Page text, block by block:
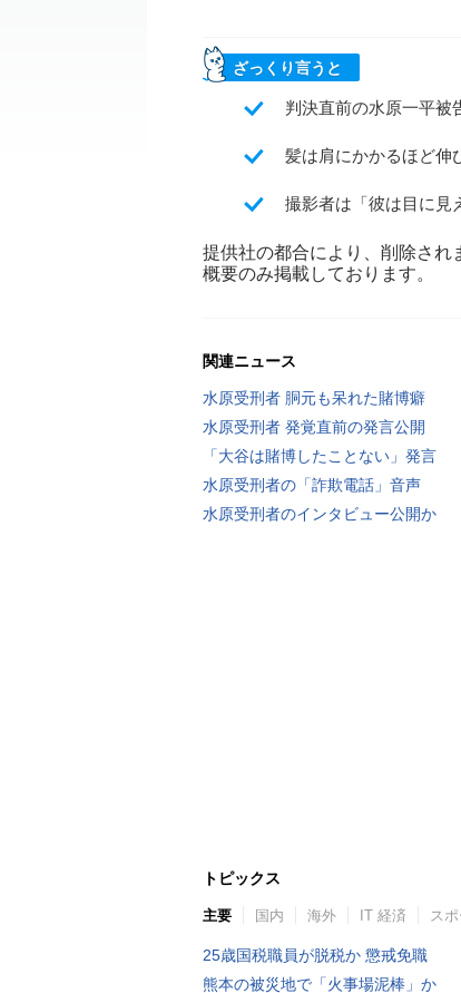
ざっくり言うと
判決直前の水原一平被
髪は肩にかかるほど伸
撮影者は「彼は目に見
提供社の都合により、削除され
概要のみ掲載しております。
関連ニュース
水原受刑者 胴元も呆れた賭博癖
水原受刑者 発覚直前の発言公開
「大谷は賭博したことない」発言
水原受刑者の「詐欺電話」音声
水原受刑者のインタビュー公開か
トピックス
主要 国内 海外 IT 経済 ス
25歳国税職員が脱税か 懲戒免職
熊本の被災地で「火事場泥棒」か